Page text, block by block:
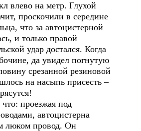
влево на метр. Глухой
проскочили в середине
что за автоцистерной
и только правой
удар достался. Когда
да увидел погнутую
срезанной резиновой
на насыпь присесть –
проезжая под
автоцистерна
люком провод. Он